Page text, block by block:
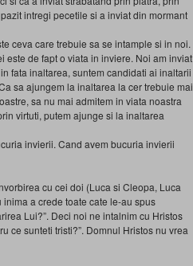
intregi pecetile si a inviat din mormant
ceva care trebuie sa se intample si in noi.
este de fapt o viata in inviere. Noi am inviat
fata inaltarea, suntem candidati ai inaltarii
sa ajungem la inaltarea la cer trebuie mai
sa nu mai admitem in viata noastra
virtuti, putem ajunge si la inaltarea
invierii. Cand avem bucuria invierii
cu cei doi (Luca si Cleopa, Luca
a crede toate cate le-au spus
Lui?”. Deci noi ne intalnim cu Hristos
ce sunteti tristi?”. Domnul Hristos nu vrea